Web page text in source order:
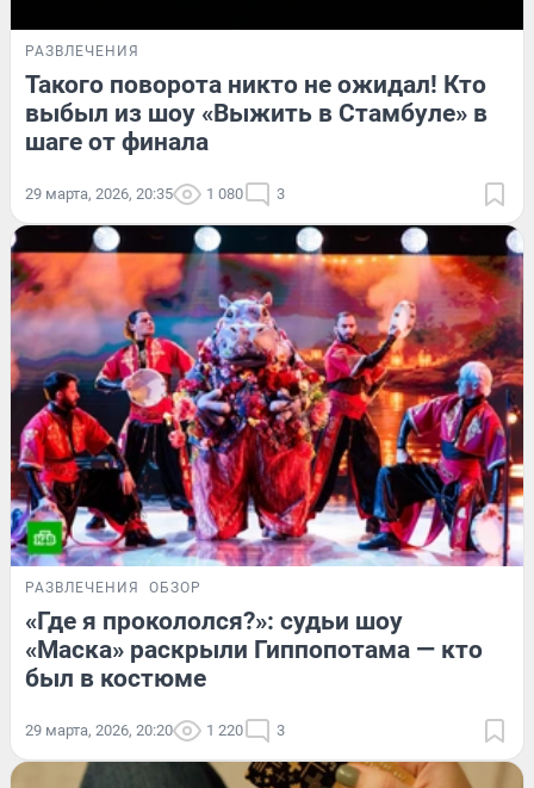
РАЗВЛЕЧЕНИЯ
Такого поворота никто не ожидал! Кто
выбыл из шоу «Выжить в Стамбуле» в
шаге от финала
29 марта, 2026, 20:35 1 080 3
РАЗВЛЕЧЕНИЯ ОБЗОР
«Где я прокололся?»: судьи шоу
«Маска» раскрыли Гиппопотама — кто
был в костюме
29 марта, 2026, 20:20 1 220 3